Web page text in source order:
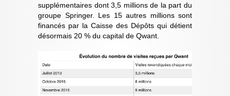
supplémentaires dont 3,5 millions de la part du
groupe Springer. Les 15 autres millions sont
financés par la Caisse des Dépôts qui détient
désormais 20 % du capital de Qwant.